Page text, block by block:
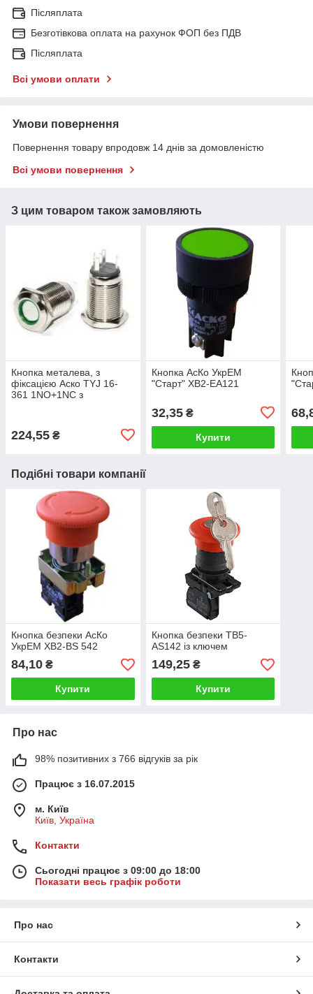
Післяплата
Безготівкова оплата на рахунок ФОП без ПДВ
Післяплата
Всі умови оплати
Умови повернення
Повернення товару впродовж 14 днів за домовленістю
Всі умови повернення
З цим товаром також замовляють
Кнопка металева, з
фіксацією Аско TYJ 16-
361 1NO+1NC з
224,55 ₴
Кнопка АсКо УкрЕМ
"Старт" ХВ2-ЕА121
32,35₴
Купити
Подібні товари компанії
Кнопка безпеки АсКо
УкрЕМ ХВ2-BS 542
84,10 ₴
Купити
Кнопка безпеки TB5-
AS142 із ключем
149,25₴
Купити
Про нас
98% позитивних з 766 відгуків за рік
Працює з 16.07.2015
м. Київ
Київ, Україна
Контакти
Сьогодні працює з 09:00 до 18:00
Показати весь графік роботи
Про нас
Контакти